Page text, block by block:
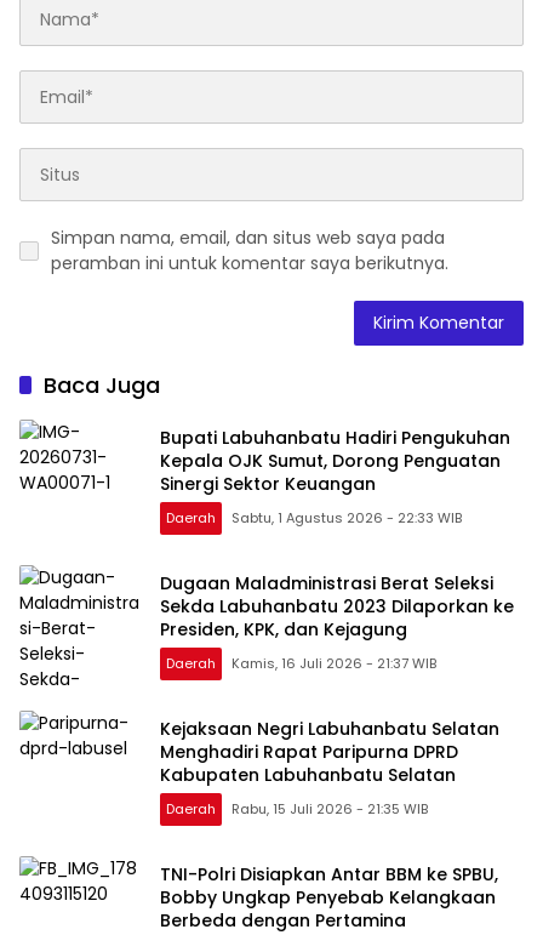
Simpan nama, email, dan situs web saya pada
peramban ini untuk komentar saya berikutnya.
Baca Juga
Bupati Labuhanbatu Hadiri Pengukuhan
Kepala OJK Sumut, Dorong Penguatan
Sinergi Sektor Keuangan
Daerah Sabtu, 1 Agustus 2026 - 22:33 WIB
Dugaan Maladministrasi Berat Seleksi
Sekda Labuhanbatu 2023 Dilaporkan ke
Presiden, KPK, dan Kejagung
Daerah Kamis, 16 Juli 2026 - 21:37 WIB
Kejaksaan Negri Labuhanbatu Selatan
Menghadiri Rapat Paripurna DPRD
Kabupaten Labuhanbatu Selatan
Daerah Rabu, 15 Juli 2026 - 21:35 WIB
TNI-Polri Disiapkan Antar BBM ke SPBU,
Bobby Ungkap Penyebab Kelangkaan
Berbeda dengan Pertamina